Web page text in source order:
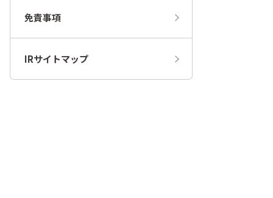
免責事項
IRサイトマップ